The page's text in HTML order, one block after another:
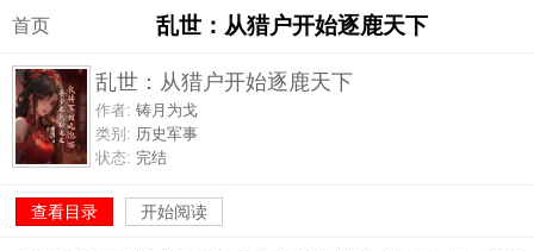
首页 乱世：从猎户开始逐鹿天下
乱世：从猎户开始逐鹿天下
作者: 铸月为戈
类别: 历史军事
状态: 完结
查看目录 开始阅读